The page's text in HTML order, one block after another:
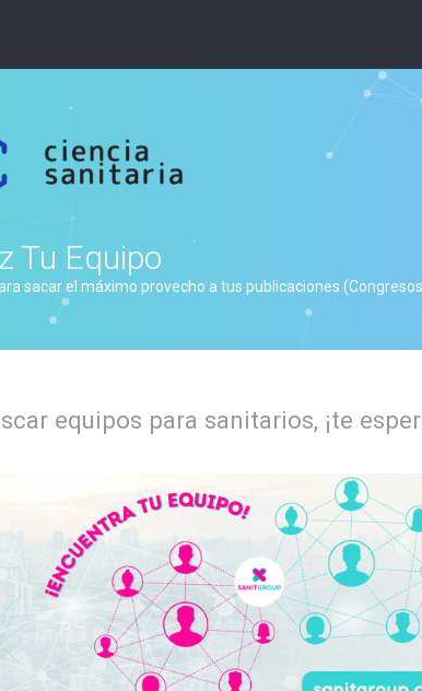
Tu Equipo
sacar el máximo provecho a tus publicaciones
equipos para sanitarios, ¡te